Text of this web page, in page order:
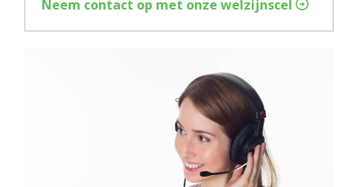
Neem contact op met onze welzijnscel